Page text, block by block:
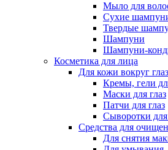
Мыло для
Сухие
Твердые
Шампуни
Шампуни-
Косметика для лица
Для кожи вокруг глаз
Кремы, гели
Маски для глаз
Патчи для глаз
Сыворотки для
Средства для
Для снятия